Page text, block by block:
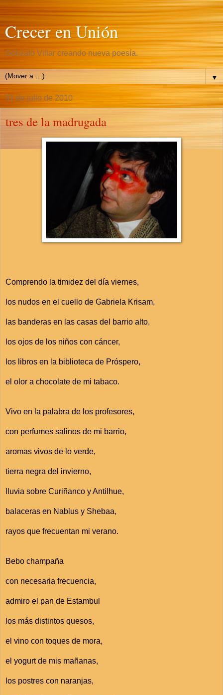
Crecer en Unión
Gonzalo Villar creando nueva poesía.
▼
31 de julio de 2010
tres de la madrugada
Comprendo la timidez del día viernes,
los nudos en el cuello de Gabriela Krisam,
las banderas en las casas del barrio alto,
los ojos de los niños con cáncer,
los libros en la biblioteca de Próspero,
el olor a chocolate de mi tabaco.
Vivo en la palabra de los profesores,
con perfumes salinos de mi barrio,
aromas vivos de lo verde,
tierra negra del invierno,
lluvia sobre Curiñanco y Antilhue,
balaceras en Nablus y Shebaa,
rayos que frecuentan mi verano.
Bebo champaña
con necesaria frecuencia,
admiro el pan de Estambul
los más distintos quesos,
el vino con toques de mora,
el yogurt de mis mañanas,
los postres con naranjas,